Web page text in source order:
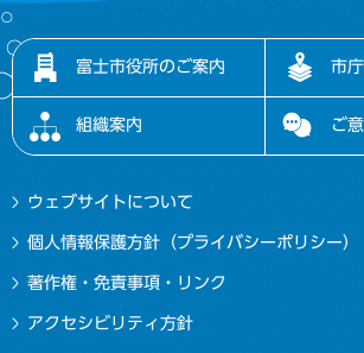
富士市役所のご案内 市
組織案内 ご
ウェブサイトについて
個人情報保護方針（プライバシーポリシー）
著作権・免責事項・リンク
アクセシビリティ方針